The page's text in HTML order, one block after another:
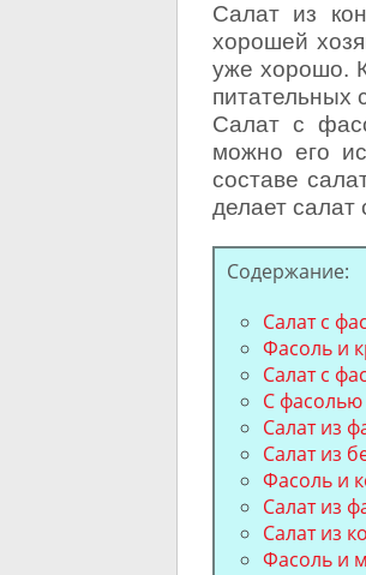
Салат из
хорошей
уже хорошо.
питательных
Салат с
можно его
составе
делает
Содержание:
Салат с
Фасоль и
Салат с
С
Салат из
Салат из
Фасоль и
Салат из
Салат из
Фасоль и